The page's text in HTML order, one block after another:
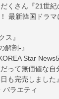
くさん『21世
最新韓国ドラ
ス』
解剖-』
Star
って無価値な自
も完売しました』
ラエティ